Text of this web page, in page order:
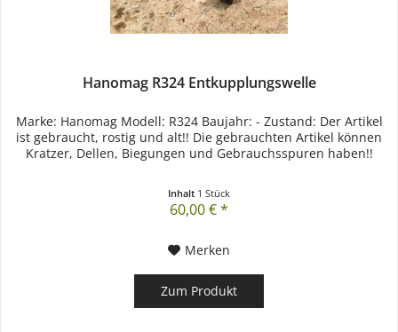
Hanomag R324 Entkupplungswelle
Marke: Hanomag Modell: R324 Baujahr: - Zustand: Der Artikel
ist gebraucht, rostig und alt!! Die gebrauchten Artikel können
Kratzer, Dellen, Biegungen und Gebrauchsspuren haben!!
Inhalt 1 Stück
60,00 € *
Merken
Zum Produkt